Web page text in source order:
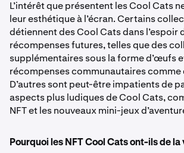
L’intérêt que présentent les Cool Cats
leur esthétique à l’écran. Certains
détiennent des Cool Cats dans l’espoir
récompenses futures, telles que des
supplémentaires sous la forme d’œufs
récompenses communautaires comme
D’autres sont peut-être impatients de
aspects plus ludiques de Cool Cats,
NFT et les nouveaux mini-jeux
Pourquoi les NFT Cool Cats ont-ils de la